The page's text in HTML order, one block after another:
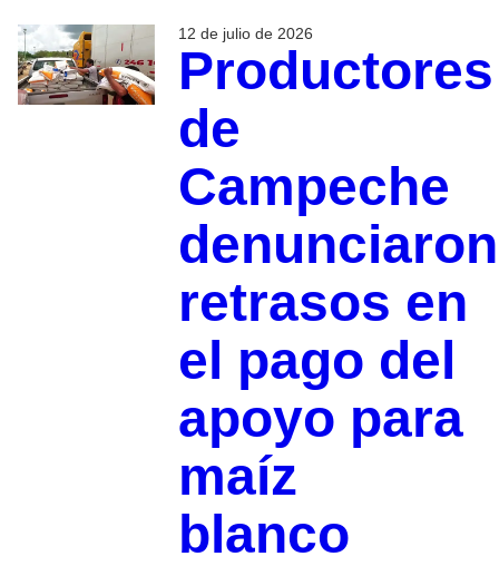
12 de julio de 2026
Productores
de
Campeche
denunciaron
retrasos en
el pago del
apoyo para
maíz
blanco